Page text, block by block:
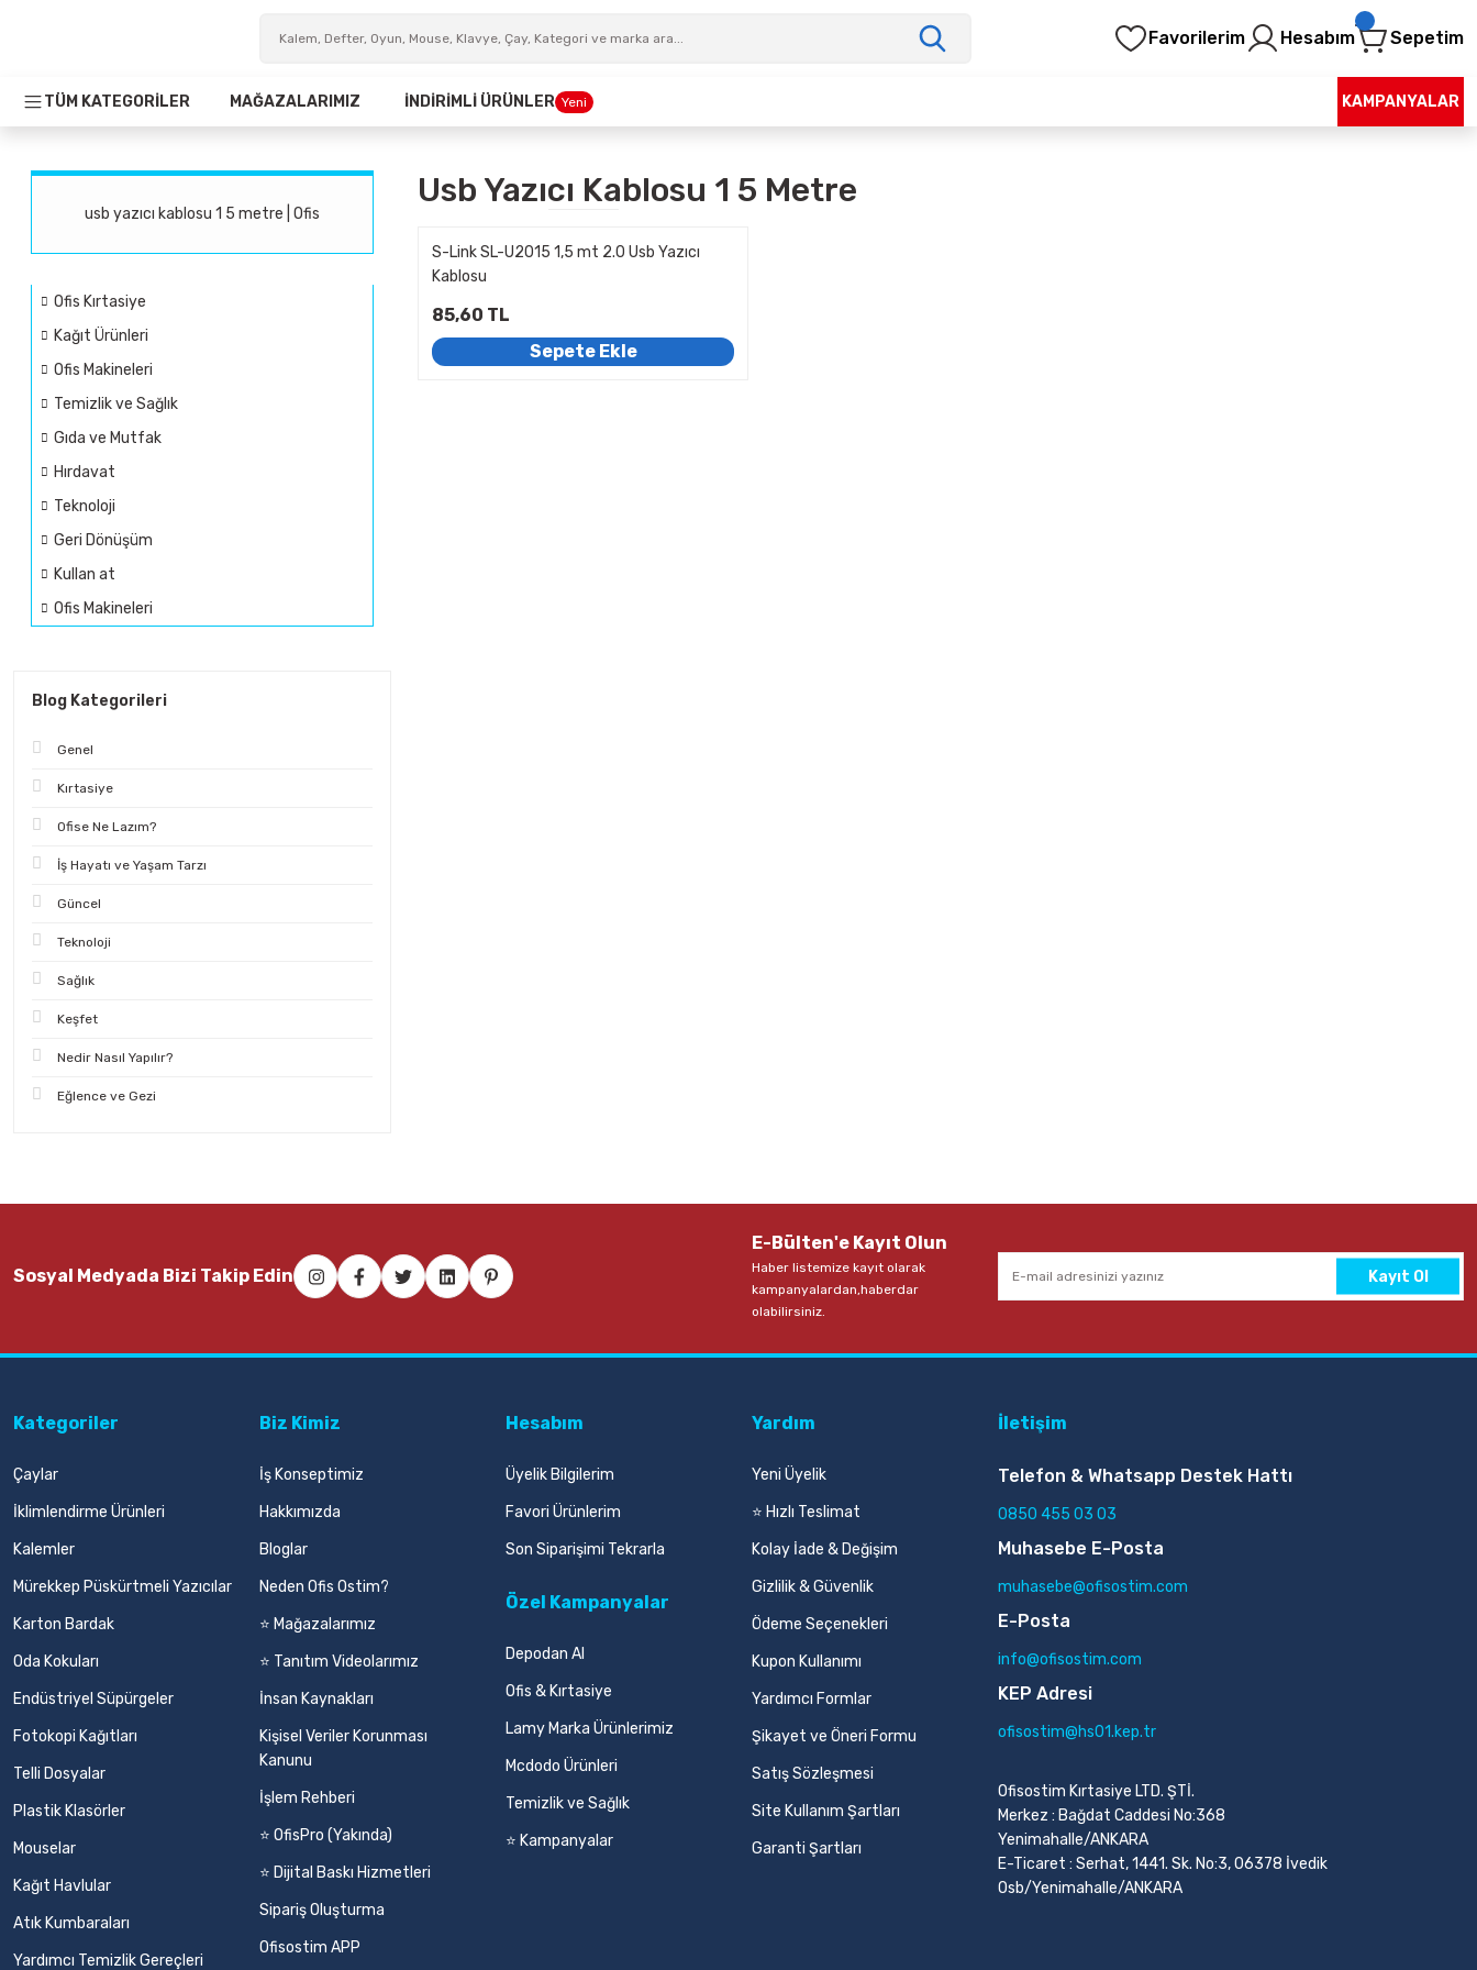
Favorilerim Hesabım Sepetim
TÜM KATEGORİLER MAĞAZALARIMIZ İNDİRİMLİ ÜRÜNLER Yeni KAMPANYALAR
usb yazıcı kablosu 1 5 metre | Ofis
Ofis Kırtasiye
Kağıt Ürünleri
Ofis Makineleri
Temizlik ve Sağlık
Gıda ve Mutfak
Hırdavat
Teknoloji
Geri Dönüşüm
Kullan at
Ofis Makineleri
Blog Kategorileri
Genel
Kırtasiye
Ofise Ne Lazım?
İş Hayatı ve Yaşam Tarzı
Güncel
Teknoloji
Sağlık
Keşfet
Nedir Nasıl Yapılır?
Eğlence ve Gezi
Usb Yazıcı Kablosu 1 5 Metre
S-Link SL-U2015 1,5 mt 2.0 Usb Yazıcı
Kablosu
85,60 TL
Sepete Ekle
Sosyal Medyada Bizi Takip Edin
E-Bülten'e Kayıt Olun
Haber listemize kayıt olarak
kampanyalardan,haberdar
olabilirsiniz.
Kayıt Ol
Kategoriler
Çaylar
İklimlendirme Ürünleri
Kalemler
Mürekkep Püskürtmeli Yazıcılar
Karton Bardak
Oda Kokuları
Endüstriyel Süpürgeler
Fotokopi Kağıtları
Telli Dosyalar
Plastik Klasörler
Mouselar
Kağıt Havlular
Atık Kumbaraları
Yardımcı Temizlik Gereçleri
Biz Kimiz
İş Konseptimiz
Hakkımızda
Bloglar
Neden Ofis Ostim?
⭐ Mağazalarımız
⭐ Tanıtım Videolarımız
İnsan Kaynakları
Kişisel Veriler Korunması
Kanunu
İşlem Rehberi
⭐ OfisPro (Yakında)
⭐ Dijital Baskı Hizmetleri
Sipariş Oluşturma
Ofisostim APP
Hesabım
Üyelik Bilgilerim
Favori Ürünlerim
Son Siparişimi Tekrarla
Özel Kampanyalar
Depodan Al
Ofis & Kırtasiye
Lamy Marka Ürünlerimiz
Mcdodo Ürünleri
Temizlik ve Sağlık
⭐ Kampanyalar
Yardım
Yeni Üyelik
⭐ Hızlı Teslimat
Kolay İade & Değişim
Gizlilik & Güvenlik
Ödeme Seçenekleri
Kupon Kullanımı
Yardımcı Formlar
Şikayet ve Öneri Formu
Satış Sözleşmesi
Site Kullanım Şartları
Garanti Şartları
İletişim
Telefon & Whatsapp Destek Hattı
0850 455 03 03
Muhasebe E-Posta
muhasebe@ofisostim.com
E-Posta
info@ofisostim.com
KEP Adresi
ofisostim@hs01.kep.tr
Ofisostim Kırtasiye LTD. ŞTİ.
Merkez : Bağdat Caddesi No:368
Yenimahalle/ANKARA
E-Ticaret : Serhat, 1441. Sk. No:3, 06378 İvedik
Osb/Yenimahalle/ANKARA